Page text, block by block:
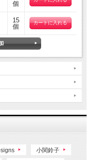
個
15
個
小関鈴子